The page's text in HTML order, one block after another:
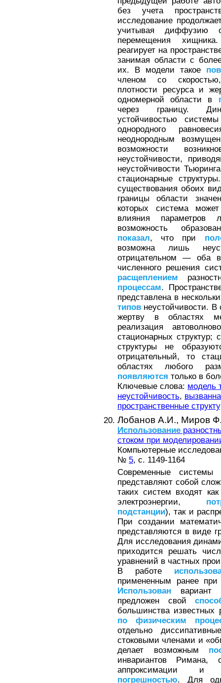
без учета
исследование
учитывая диффузию
перемещения
реагирует на
занимая области с
их. В модели такое
членом со
плотности ресурса и
одномерной области в
через границу.
устойчивостью
однородного
неоднородным
возможности
неустойчивости,
неустойчивости
стационарные
существования обоих
границы области
которых система
влияния параметров
возможность
показал, что при
возможна лишь
отрицательном — оба
численного решения
расщеплением
процессам.
представлена в
типов неустойчивости.
жертву в областях
реализация
стационарных структур;
структуры не
отрицательный, то
областях любого
появляются только в
Ключевые слова: модель
неустойчивость,
пространственные
Лобанов А.И., Миров
Использование
стоком при
Компьютерные
№ 5, с. 1149-1164
Современные
представляют собой
таких систем входят
электроэнергии,
подстанции), так и
При создании
представляются в виде
Для исследования
приходится решать
уравнений в частных
В работе
примененным ранее
Использован вариант
предложен свой
большинства известных
по
физическим
отдельно
стоковыми членами и
делает возможным
инвариантов
аппроксимации и
погрешностью. Для